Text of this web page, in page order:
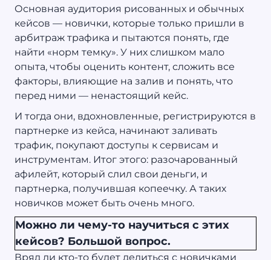
Основная аудитория рисованных и обычных
кейсов — новички, которые только пришли в
арбитраж трафика и пытаются понять, где
найти «норм темку». У них слишком мало
опыта, чтобы оценить контент, сложить все
факторы, влияющие на залив и понять, что
перед ними — ненастоящий кейс.
И тогда они, вдохновленные, регистрируются в
партнерке из кейса, начинают заливать
трафик, покупают доступы к сервисам и
инструментам. Итог этого: разочарованный
афилейт, который слил свои деньги, и
партнерка, получившая копеечку. А таких
новичков может быть очень много.
Можно ли чему-то научиться с этих
кейсов? Большой вопрос.
Вряд ли кто-то будет делиться с новичками